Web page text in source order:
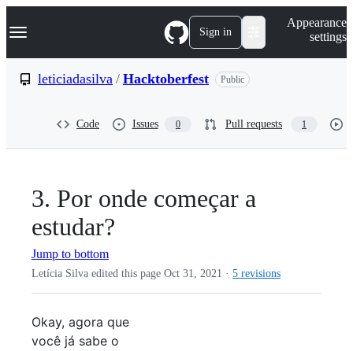
k
p
Navigation Menu Sign in
Appearance
settings
leticiadasilva / Hacktoberfest Public
Code Issues 0 Pull requests 1
3. Por onde começar a
estudar?
Jump to bottom
Letícia Silva edited this page Oct 31, 2021 · 5 revisions
Okay, agora que
você já sabe o